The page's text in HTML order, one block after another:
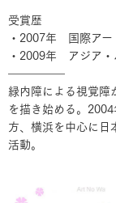
受賞歴
・2007年 国際ア
・2009年 アジア
―――――
緑内障による視覚障
を描き始める。
方、横浜を中心に日
活動。